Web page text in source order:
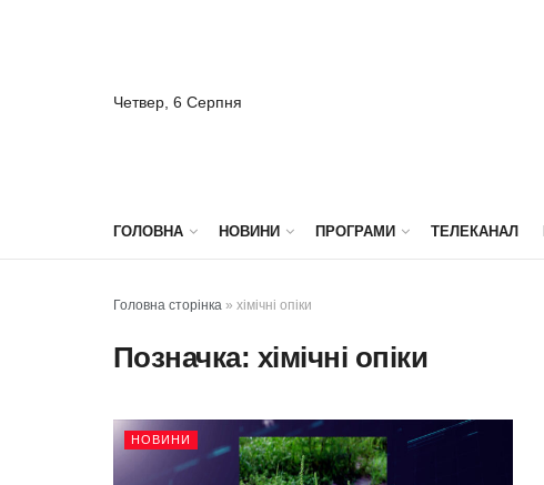
Четвер, 6 Серпня
ГОЛОВНА НОВИНИ ПРОГРАМИ ТЕЛЕКАНАЛ
Головна сторінка » хімічні опіки
Позначка: хімічні опіки
НОВИНИ